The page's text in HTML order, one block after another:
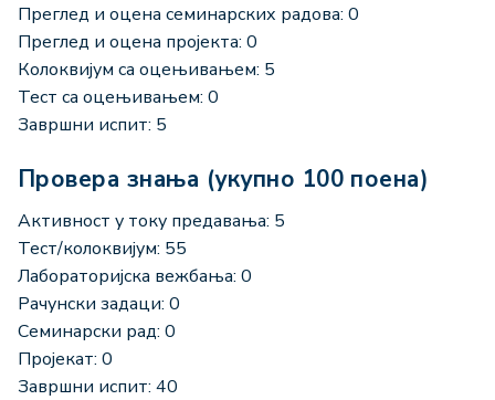
Преглед и оцена семинарских радова: 0
Преглед и оцена пројекта: 0
Колоквијум са оцењивањем: 5
Тест са оцењивањем: 0
Завршни испит: 5
Провера знања (укупно 100 поена)
Активност у току предавања: 5
Тест/колоквијум: 55
Лабораторијска вежбања: 0
Рачунски задаци: 0
Семинарски рад: 0
Пројекат: 0
Завршни испит: 40